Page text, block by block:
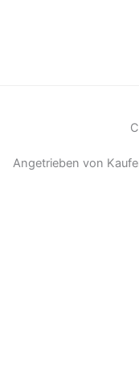
Angetrieben von